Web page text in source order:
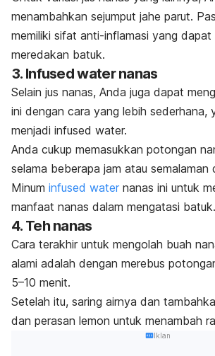
menambahkan sejumput jahe parut.
memiliki sifat anti-inflamasi yang dapat
meredakan batuk.
3. Infused waternanas
Selain jus nanas, Anda juga dapat
ini dengan cara yang lebih sederhana,
menjadi infused water.
Anda cukup memasukkan potongan
selama beberapa jam atau semalaman
Minum infused water nanas ini untuk
manfaat nanas dalam mengatasi batuk.
4. Teh nanas
Cara terakhir untuk mengolah buah
alami adalah dengan merebus
5–10 menit.
Setelah itu, saring airnya dan
dan perasan lemon untuk menambah
Iklan